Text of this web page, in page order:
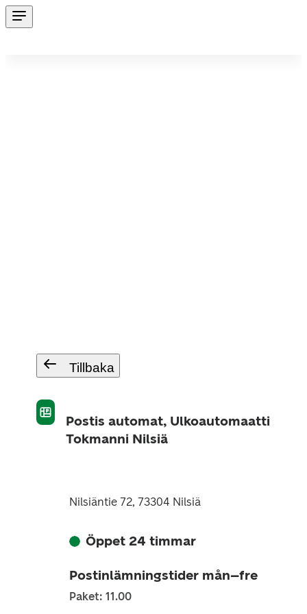
Tillbaka
Postis automat, Ulkoautomaatti
Tokmanni Nilsiä
Nilsiäntie 72, 73304 Nilsiä
Öppet 24 timmar
Postinlämningstider mån–fre
Paket: 11.00